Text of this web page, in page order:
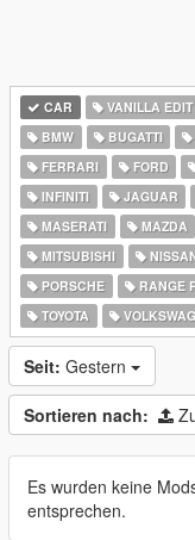
CAR VANILLA EDIT
BMW
BUGATTI
FERRARI
FORD
INFINITI
JAGUAR
MASERATI
MAZDA
MITSUBISHI
PORSCHE
RANGE
TOYOTA
Seit: Gestern
Sortieren nach:
Es wurden keine
entsprechen.